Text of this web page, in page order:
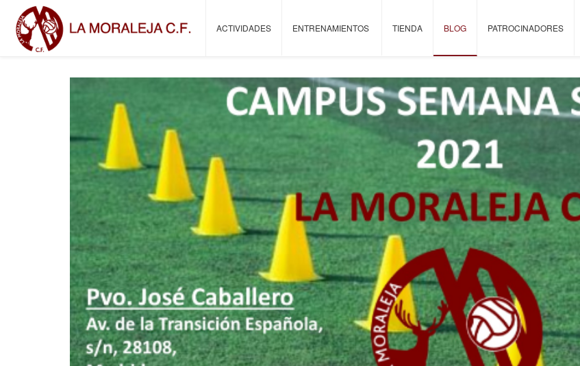
ACTIVIDADES ENTRENAMIENTOS TIENDA BLOG PATROCINADORES